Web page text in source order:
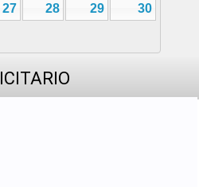
27 28 29
30